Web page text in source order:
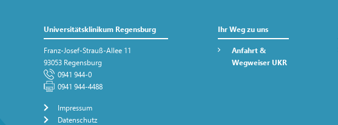
Universitätsklinikum Regensburg
Franz-Josef-Strauß-Allee 11
93053 Regensburg
0941 944-0
0941 944-4488
Impressum
Datenschutz
Ihr Weg zu uns
Anfahrt &
Wegweiser UKR